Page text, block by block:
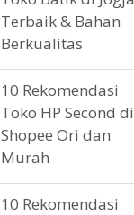
Terbaik & Bahan
Berkualitas
10 Rekomendasi
Toko HP Second di
Shopee Ori dan
Murah
10 Rekomendasi